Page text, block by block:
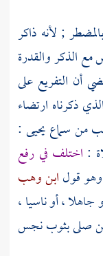
; لأنه ذاكر
الذكر والقدرة
أن التفريع على
ذكرناه ارتضاء
من سماعيحيى :
: اختلف في رفع
قولابن وهب
، أو ناسيا ،
من صلى بثوب نجس